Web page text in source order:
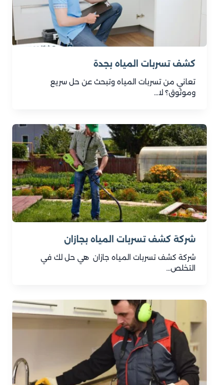
كشف تسربات المياه بجدة
تعاني من تسربات المياه وتبحث عن حل سريع
وموثوق؟ لا…
شركة كشف تسربات المياه بجازان
شركة كشف تسربات المياه جازان هي حل لك في
التخلص…